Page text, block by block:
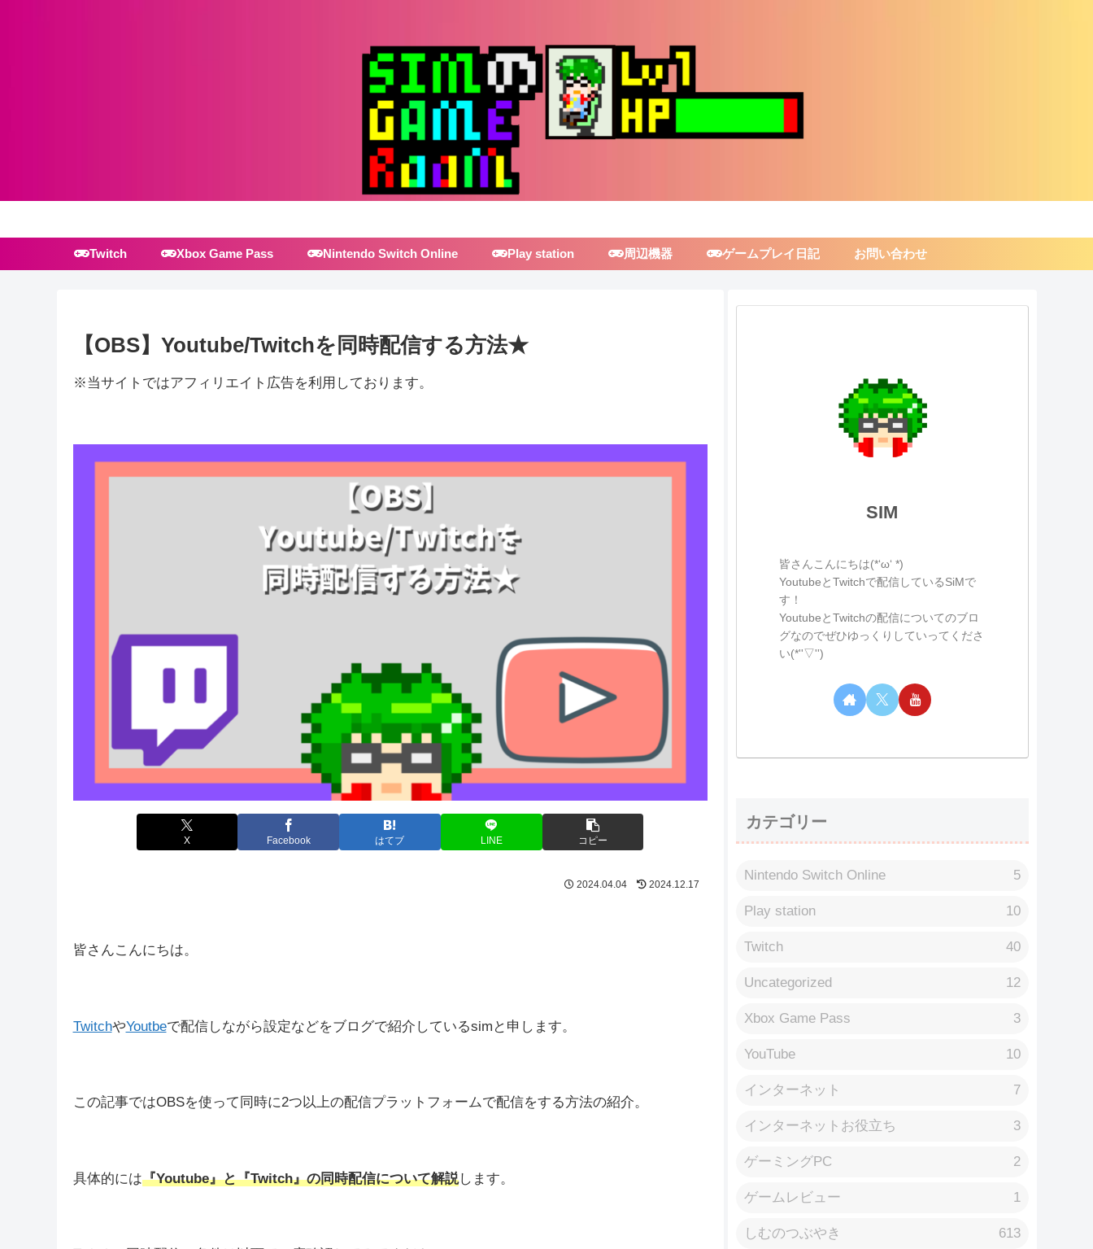
Twitch Xbox Game Pass Nintendo Switch Online Play station 周辺機器 ゲームプレイ日記 お問い合わせ
【OBS】Youtube/Twitchを同時配信する方法★
※当サイトではアフィリエイト広告を利用しております。
X Facebook はてブ LINE コピー
2024.04.04 2024.12.17
皆さんこんにちは。
SIM
皆さんこんにちは(*‘ω‘ *)
YoutubeとTwitchで配信しているSiMで
す！
YoutubeとTwitchの配信についてのブロ
グなのでぜひゆっくりしていってくださ
い(*''▽'')
カテゴリー
Nintendo Switch Online 5
Play station 10
Twitch 40
Uncategorized 12
Xbox Game Pass 3
YouTube 10
インターネット 7
インターネットお役立ち 3
ゲーミングPC 2
ゲームレビュー 1
しむのつぶやき 613